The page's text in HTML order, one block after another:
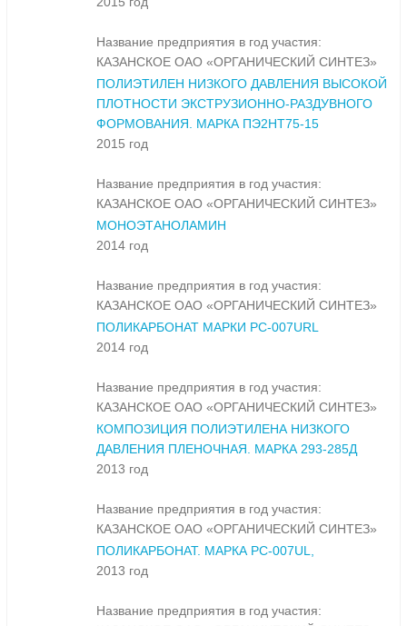
Название предприятия в год участия:
КАЗАНСКОЕ ОАО «ОРГАНИЧЕСКИЙ СИНТЕЗ»
ПОЛИЭТИЛЕН НИЗКОГО ДАВЛЕНИЯ ВЫСОКОЙ
ПЛОТНОСТИ ЭКСТРУЗИОННО-РАЗДУВНОГО
ФОРМОВАНИЯ. МАРКА ПЭ2НТ75-15
2015 год
Название предприятия в год участия:
КАЗАНСКОЕ ОАО «ОРГАНИЧЕСКИЙ СИНТЕЗ»
МОНОЭТАНОЛАМИН
2014 год
Название предприятия в год участия:
КАЗАНСКОЕ ОАО «ОРГАНИЧЕСКИЙ СИНТЕЗ»
ПОЛИКАРБОНАТ МАРКИ PC-007URL
2014 год
Название предприятия в год участия:
КАЗАНСКОЕ ОАО «ОРГАНИЧЕСКИЙ СИНТЕЗ»
КОМПОЗИЦИЯ ПОЛИЭТИЛЕНА НИЗКОГО
ДАВЛЕНИЯ ПЛЕНОЧНАЯ. МАРКА 293-285Д
2013 год
Название предприятия в год участия:
КАЗАНСКОЕ ОАО «ОРГАНИЧЕСКИЙ СИНТЕЗ»
ПОЛИКАРБОНАТ. МАРКА PC-007UL,
2013 год
Название предприятия в год участия: